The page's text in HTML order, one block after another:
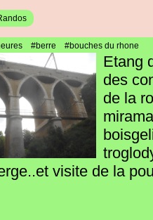
#berre #bouches du rhone
Etang
des
de la
visite de la